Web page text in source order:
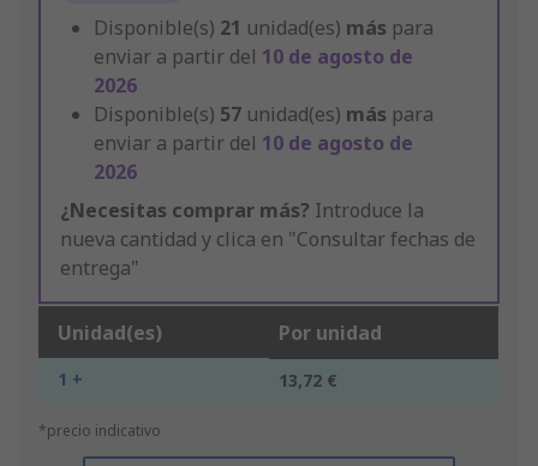
Disponible(s) 21 unidad(es) más para
enviar a partir del 10 de agosto de
2026
Disponible(s) 57 unidad(es) más para
enviar a partir del 10 de agosto de
2026
¿Necesitas comprar más? Introduce la
nueva cantidad y clica en "Consultar fechas de
entrega"
Unidad(es) Por unidad
1 + 13,72 €
*precio indicativo